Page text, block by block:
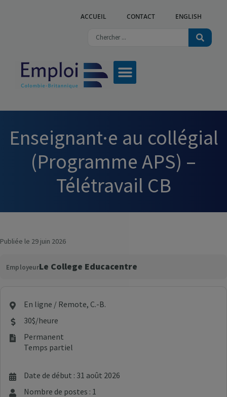
ACCUEIL CONTACT ENGLISH
Enseignant·e au collégial
(Programme APS) –
Télétravail CB
Publiée le 29 juin 2026
EmployeurLe College Educacentre
En ligne / Remote, C.-B.
30$/heure
Permanent
Temps partiel
Date de début : 31 août 2026
Nombre de postes : 1